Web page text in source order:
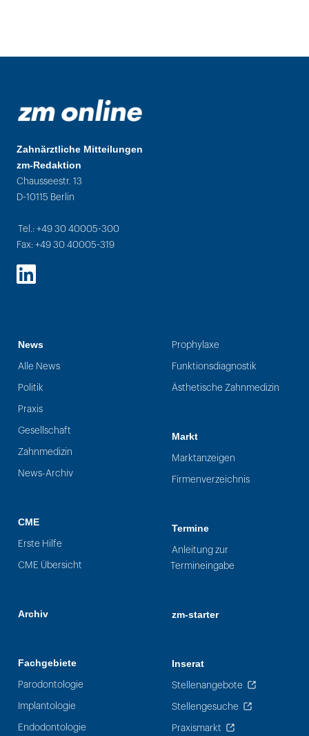
Zahnärztliche Mitteilungen
zm-Redaktion
Chausseestr. 13
D-10115 Berlin
Tel.: +49 30 40005-300
Fax: +49 30 40005-319
LinkedIn
News
Alle News
Politik
Praxis
Gesellschaft
Zahnmedizin
News-Archiv
CME
Erste Hilfe
CME Übersicht
Archiv
Fachgebiete
Parodontologie
Implantologie
Endodontologie
Prophylaxe
Funktionsdiagnostik
Ästhetische Zahnmedizin
Markt
Marktanzeigen
Firmenverzeichnis
Termine
Anleitung zur
Termineingabe
zm-starter
Inserat
Stellenangebote
Stellengesuche
Praxismarkt